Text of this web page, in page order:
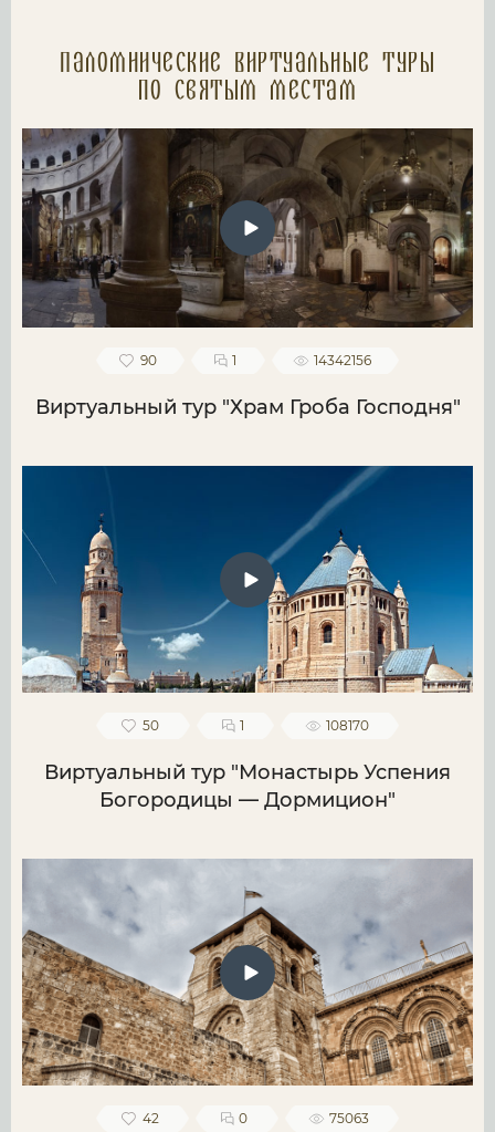
Паломнические Виртуальные туры
по святым местам
90 1 14342156
Виртуальный тур "Храм Гроба Господня"
50 1 108170
Виртуальный тур "Монастырь Успения
Богородицы — Дормицион"
42 0 75063